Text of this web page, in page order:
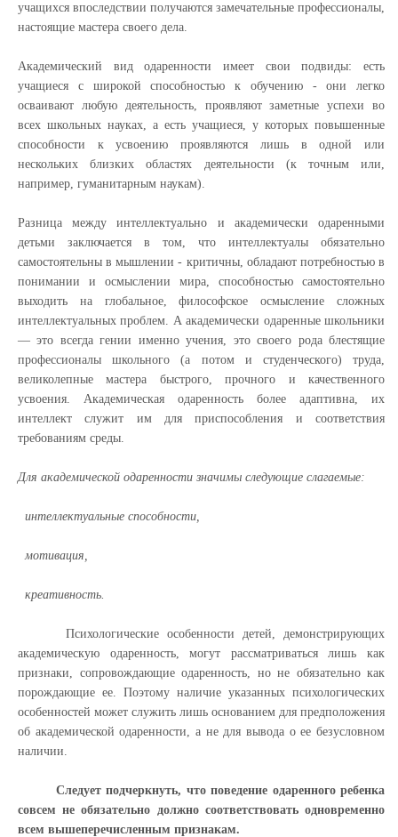
учащихся впоследствии получаются замечательные профессионалы,
настоящие мастера своего дела.
Академический вид одаренности имеет свои подвиды: есть
учащиеся с широкой способностью к обучению - они легко
осваивают любую деятельность, проявляют заметные успехи во
всех школьных науках, а есть учащиеся, у которых повышенные
способности к усвоению проявляются лишь в одной или
нескольких близких областях деятельности (к точным или,
например, гуманитарным наукам).
Разница между интеллектуально и академически одаренными
детьми заключается в том, что интеллектуалы обязательно
самостоятельны в мышлении - критичны, обладают потребностью в
понимании и осмыслении мира, способностью самостоятельно
выходить на глобальное, философское осмысление сложных
интеллектуальных проблем. А академически одаренные школьники
— это всегда гении именно учения, это своего рода блестящие
профессионалы школьного (а потом и студенческого) труда,
великолепные мастера быстрого, прочного и качественного
усвоения. Академическая одаренность более адаптивна, их
интеллект служит им для приспособления и соответствия
требованиям среды.
Для академической одаренности значимы следующие слагаемые:
интеллектуальные способности,
мотивация,
креативность.
Психологические особенности детей, демонстрирующих
академическую одаренность, могут рассматриваться лишь как
признаки, сопровождающие одаренность, но не обязательно как
порождающие ее. Поэтому наличие указанных психологических
особенностей может служить лишь основанием для предположения
об академической одаренности, а не для вывода о ее безусловном
наличии.
Следует подчеркнуть, что поведение одаренного ребенка
совсем не обязательно должно соответствовать одновременно
всем вышеперечисленным признакам.